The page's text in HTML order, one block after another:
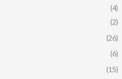
(4)
(2)
(26)
(6)
(15)